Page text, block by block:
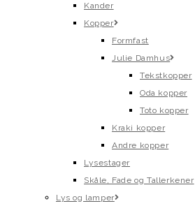
Kander
Kopper
Formfast
Julie Damhus
Tekstkopper
Oda kopper
Toto kopper
Kraki kopper
Andre kopper
Lysestager
Skåle, Fade og Tallerkener
Lys og lamper